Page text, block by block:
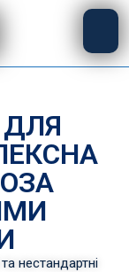
ДЛЯ
нестандартні